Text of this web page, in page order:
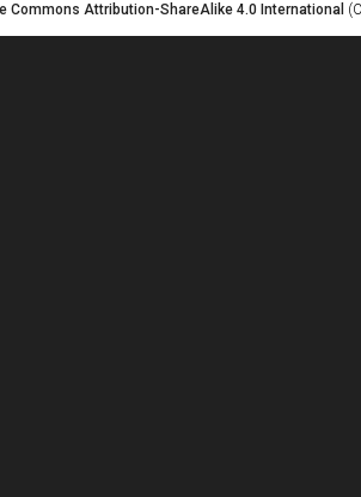
Commons Attribution-ShareAlike 4.0 International